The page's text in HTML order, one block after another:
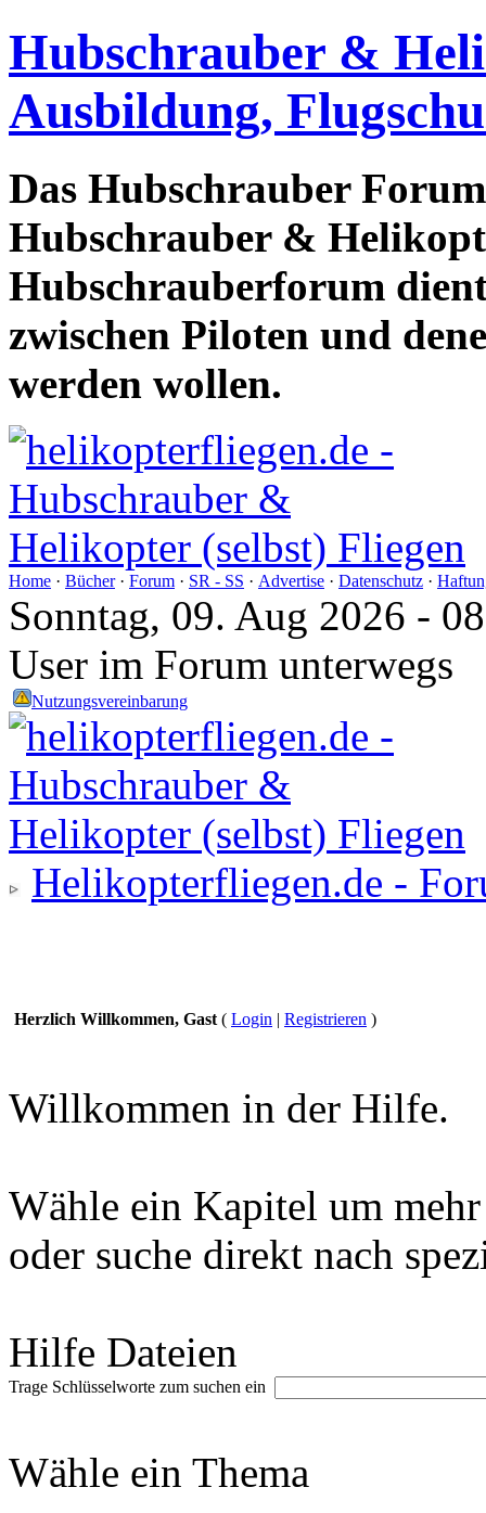
Hubschrauber &
Ausbildung,
Das Hubschrauber
Hubschrauber &
Hubschrauberforum
zwischen Piloten und
werden wollen.
Home · Bücher· Forum · SR - SS · Advertise · Datenschutz ·
Sonntag, 09. Aug 2026 -
User im Forum unterwegs
Nutzungsvereinbarung
Helikopterfliegen.de -
Herzlich Willkommen, Gast ( Login | Registrieren )
Willkommen in der Hilfe.
Wähle ein Kapitel um
oder suche direkt nach
Hilfe Dateien
Trage Schlüsselworte zum suchen ein
Wähle ein Thema